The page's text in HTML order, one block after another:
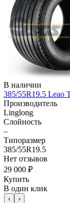
В наличии
385/55R19.5 Leao
Производитель
Linglong
Слойность
–
Типоразмер
385/55R19.5
Нет отзывов
29 000 ₽
Купить
В один клик
‹ ›